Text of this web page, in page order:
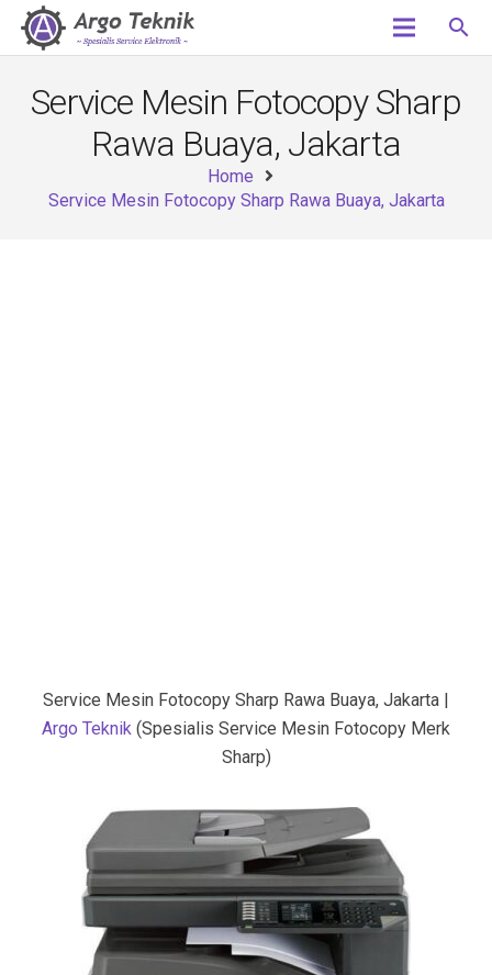
search
Service Mesin Fotocopy Sharp
Rawa Buaya, Jakarta
Home
Service Mesin Fotocopy Sharp Rawa Buaya, Jakarta
Service Mesin Fotocopy Sharp Rawa Buaya, Jakarta |
Argo Teknik (Spesialis Service Mesin Fotocopy Merk
Sharp)